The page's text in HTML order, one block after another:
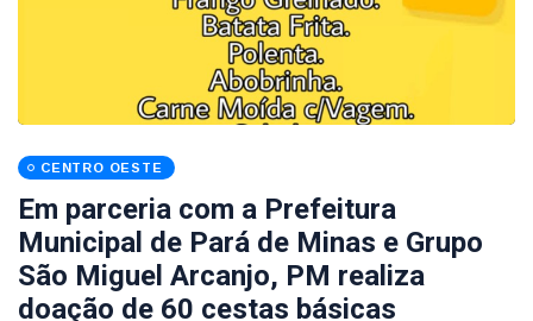
CENTRO OESTE
Em parceria com a Prefeitura
Municipal de Pará de Minas e Grupo
São Miguel Arcanjo, PM realiza
doação de 60 cestas básicas